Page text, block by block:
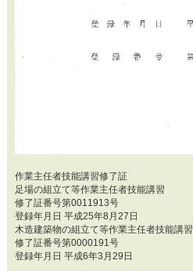
作業主任者技能講習修了証
足場の組立て等作業主任者技能講習
修了証番号第0011913号
登録年月日 平成25年8月27日
木造建築物の組立て等作業主任者技能講習
修了証番号第0000191号
登録年月日 平成6年3月29日